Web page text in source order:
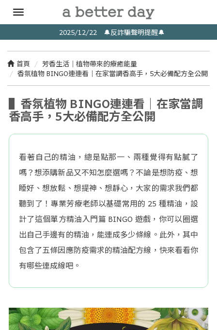
Toggle
navigation
2025/12/22 🔔反詐騙聲明提醒🔔
首頁
芳香生活｜植物帶來的療癒能量
香氛植物 BINGO連連看｜在家當調香高手，5大必備配方全公開
▌香氛植物 BINGO連連看｜在家當調
香高手，5大必備配方全公開
看著自己的精油，總是點那一、兩種覺得有點膩了
嗎？想添購新品又不知怎麼選嗎？不論是想防疫、想
睡好、想放鬆、想提神、想靜心，大家的需求我們都
聽到了！專業芳療老師以基礎常用的 25 種精油，設
計了這個單方精油入門篇 BINGO 遊戲，你可以圈選
出自己手邊有的精油，能連成多少條線。此外，其中
包含了五條因應防疫需求的精油配方線，快來看看你
有哪些連成線吧。